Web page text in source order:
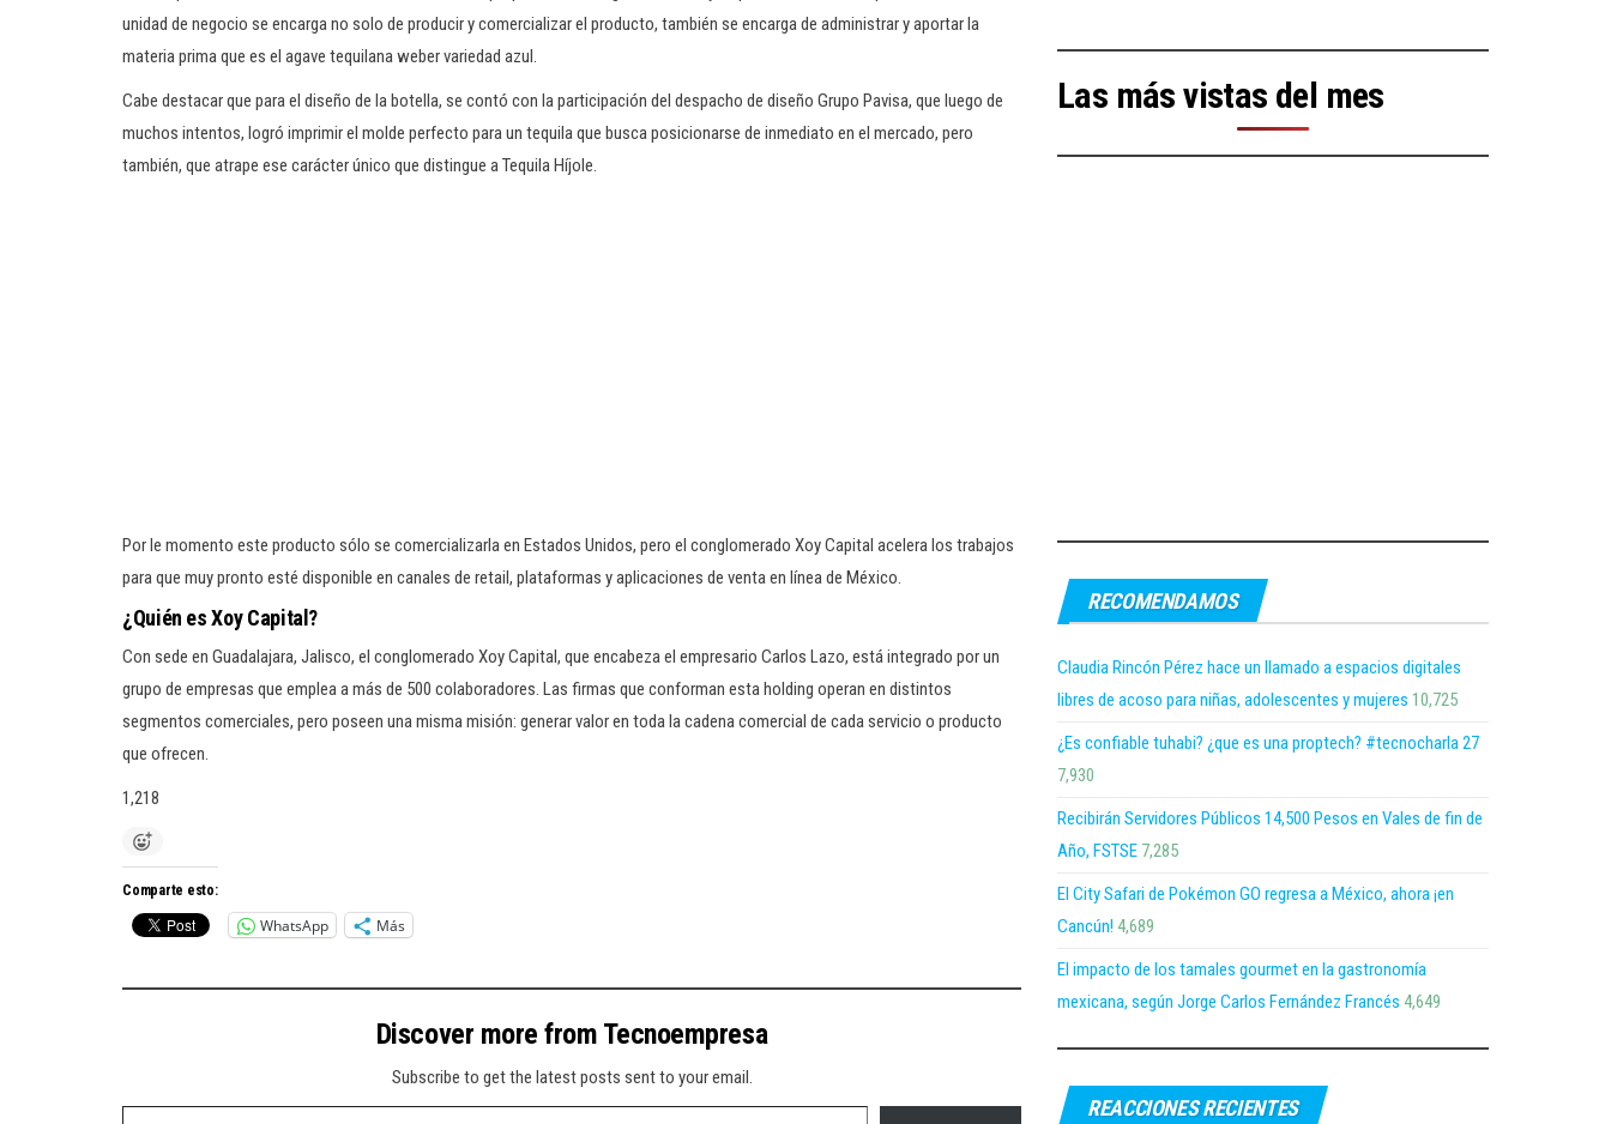
unidad de negocio se encarga no solo de producir y comercializar el producto, también se encarga de administrar y aportar la
materia prima que es el agave tequilana weber variedad azul.
Cabe destacar que para el diseño de la botella, se contó con la participación del despacho de diseño Grupo Pavisa, que luego de
muchos intentos, logró imprimir el molde perfecto para un tequila que busca posicionarse de inmediato en el mercado, pero
también, que atrape ese carácter único que distingue a Tequila Híjole.
Por le momento este producto sólo se comercializarla en Estados Unidos, pero el conglomerado Xoy Capital acelera los trabajos
para que muy pronto esté disponible en canales de retail, plataformas y aplicaciones de venta en línea de México.
¿Quién es Xoy Capital?
Con sede en Guadalajara, Jalisco, el conglomerado Xoy Capital, que encabeza el empresario Carlos Lazo, está integrado por un
grupo de empresas que emplea a más de 500 colaboradores. Las firmas que conforman esta holding operan en distintos
segmentos comerciales, pero poseen una misma misión: generar valor en toda la cadena comercial de cada servicio o producto
que ofrecen.
1,218
Comparte esto:
WhatsApp Más
Discover more from Tecnoempresa
Subscribe to get the latest posts sent to your email.
Type your email…
Las más vistas del mes
RECOMENDAMOS
Claudia Rincón Pérez hace un llamado a espacios digitales
libres de acoso para niñas, adolescentes y mujeres 10,725
¿Es confiable tuhabi? ¿que es una proptech? #tecnocharla 27
7,930
Recibirán Servidores Públicos 14,500 Pesos en Vales de fin de
Año, FSTSE 7,285
El City Safari de Pokémon GO regresa a México, ahora ¡en
Cancún! 4,689
El impacto de los tamales gourmet en la gastronomía
mexicana, según Jorge Carlos Fernández Francés 4,649
REACCIONES RECIENTES